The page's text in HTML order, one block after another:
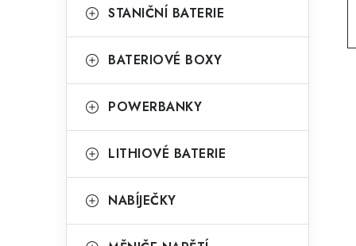
p
e
STANIČNÍ BATERIE
BATERIOVÉ BOXY
POWERBANKY
LITHIOVÉ BATERIE
NABÍJEČKY